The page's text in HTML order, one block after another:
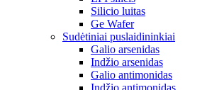
Silicio luitas
Ge Wafer
Sudėtiniai puslaidininkiai
Galio arsenidas
Indžio arsenidas
Galio antimonidas
Indžio antimonidas